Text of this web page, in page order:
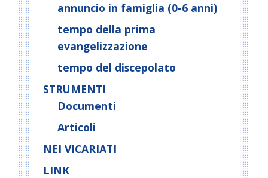
annuncio in famiglia (0-6 anni)
tempo della prima
evangelizzazione
tempo del discepolato
STRUMENTI
Documenti
Articoli
NEI VICARIATI
LINK